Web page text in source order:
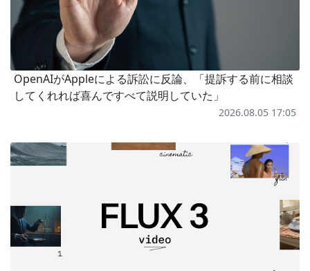
OpenAIがAppleによる訴訟に反論、「提訴する前に相談
してくれれば喜んですべて説明していた」
2026.08.05 17:05